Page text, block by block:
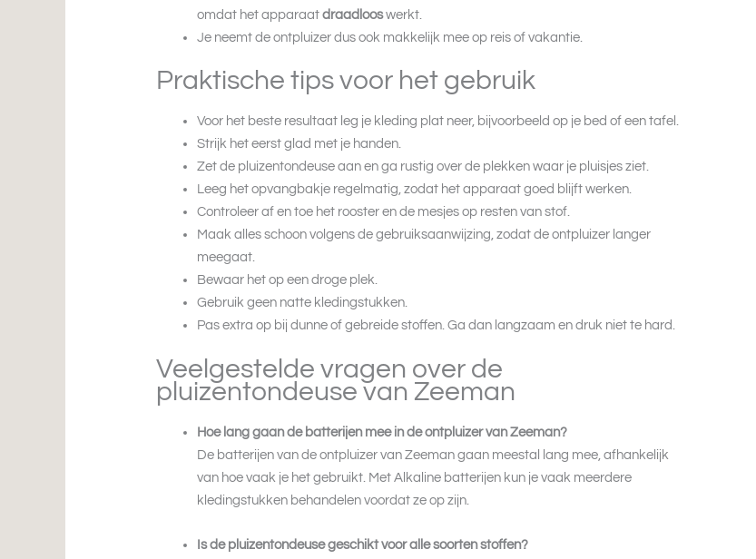
omdat het apparaatdraadlooswerkt.
Je neemt de ontpluizer dus ook makkelijk mee op reis of vakantie.
Praktische tips voor het gebruik
Voor het beste resultaat leg je kleding plat neer, bijvoorbeeld op je bed of een tafel.
Strijk het eerst glad met je handen.
Zet de pluizentondeuse aan en ga rustig over de plekken waar je pluisjes ziet.
Leeg het opvangbakje regelmatig, zodat het apparaat goed blijft werken.
Controleer af en toe het rooster en de mesjes op resten van stof.
Maak alles schoon volgens de gebruiksaanwijzing, zodat de ontpluizer langer
meegaat.
Bewaar het op een droge plek.
Gebruik geen natte kledingstukken.
Pas extra op bij dunne of gebreide stoffen. Ga dan langzaam en druk niet te hard.
Veelgestelde vragen over de
pluizentondeuse van Zeeman
Hoe lang gaan de batterijen mee in de ontpluizer van Zeeman?
De batterijen van de ontpluizer van Zeeman gaan meestal lang mee, afhankelijk
van hoe vaak je het gebruikt. Met Alkaline batterijen kun je vaak meerdere
kledingstukken behandelen voordat ze op zijn.
Is de pluizentondeuse geschikt voor alle soorten stoffen?